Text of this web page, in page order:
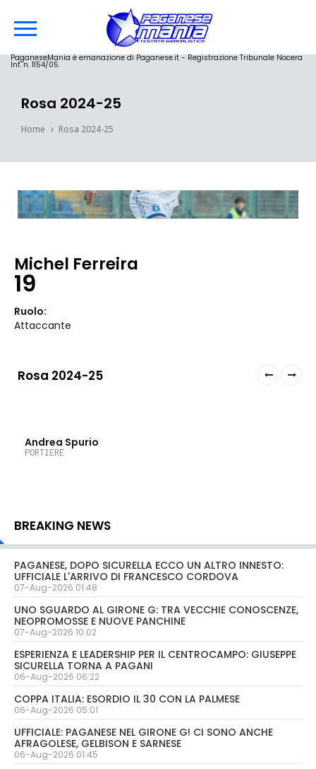
PaganeseMania è emanazione di Paganese.it - Registrazione Tribunale Nocera
Inf. n. 1154/05.
Rosa 2024-25
Home Rosa 2024-25
Michel Ferreira
19
Ruolo:
Attaccante
Rosa 2024-25
Andrea Spurio
PORTIERE
BREAKING NEWS
PAGANESE, DOPO SICURELLA ECCO UN ALTRO INNESTO:
UFFICIALE L'ARRIVO DI FRANCESCO CORDOVA
07-Aug-2026 01:48
UNO SGUARDO AL GIRONE G: TRA VECCHIE CONOSCENZE,
NEOPROMOSSE E NUOVE PANCHINE
07-Aug-2026 10:02
ESPERIENZA E LEADERSHIP PER IL CENTROCAMPO: GIUSEPPE
SICURELLA TORNA A PAGANI
06-Aug-2026 06:22
COPPA ITALIA: ESORDIO IL 30 CON LA PALMESE
06-Aug-2026 05:01
UFFICIALE: PAGANESE NEL GIRONE G! CI SONO ANCHE
AFRAGOLESE, GELBISON E SARNESE
06-Aug-2026 01:45